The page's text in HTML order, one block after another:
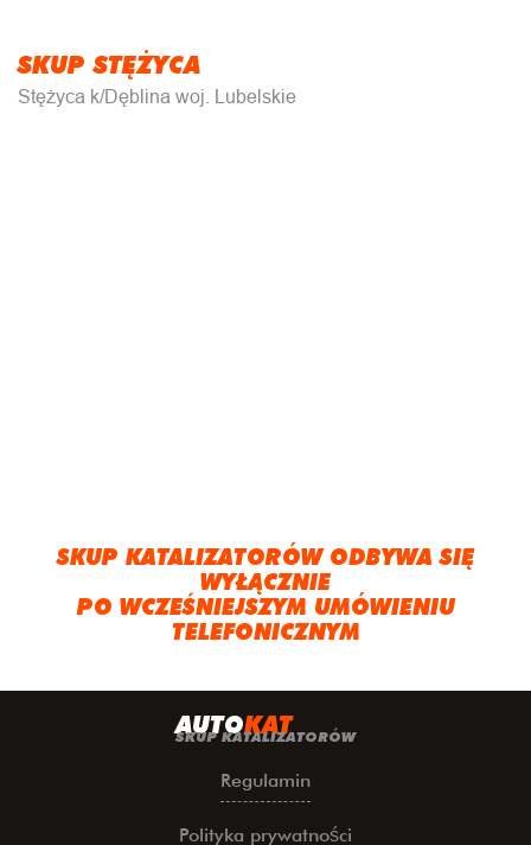
SKUP STĘŻYCA
Stężyca k/Dęblina woj. Lubelskie
SKUP KATALIZATORÓW ODBYWA SIĘ
WYŁĄCZNIE
PO WCZEŚNIEJSZYM UMÓWIENIU
TELEFONICZNYM
AUTOKAT
SKUP KATALIZATORÓW
Regulamin
Polityka prywatności